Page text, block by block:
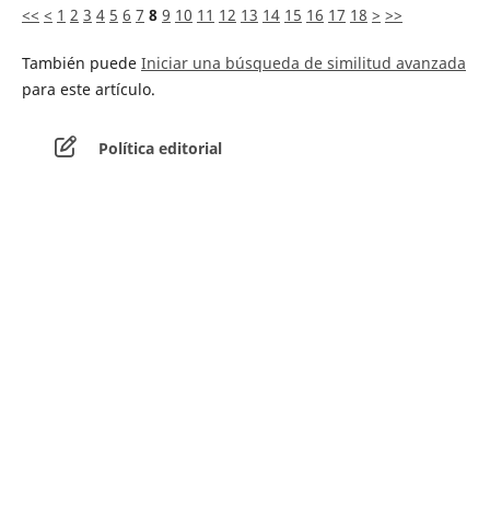
<< < 1 2 3 4 5 6 7 8 9 10 11 12 13 14 15 16 17 18 > >>
También puede Iniciar una búsqueda de similitud avanzada
para este artículo.
Política editorial